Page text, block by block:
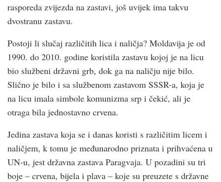
rasporeda zvijezda na zastavi, još uvijek ima takvu
dvostranu zastavu.
Postoji li slučaj različitih lica i naličja? Moldavija je od
1990. do 2010. godine koristila zastavu kojoj je na licu
bio službeni državni grb, dok ga na naličju nije bilo.
Slično je bilo i sa službenom zastavom SSSR-a, koja je
na licu imala simbole komunizma srp i čekić, ali je
otraga bila jednostavno crvena.
Jedina zastava koja se i danas koristi s različitim licem i
naličjem, k tomu je međunarodno priznata i prihvaćena u
UN-u, jest državna zastava Paragvaja. U pozadini su tri
boje – crvena, bijela i plava – koje su preuzete s državne